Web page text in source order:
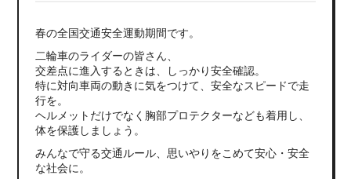
春の全国交通安全運動期間です。
二輪車のライダーの皆さん、
交差点に進入するときは、しっかり安全確認。
特に対向車両の動きに気をつけて、安全なスピードで走
行を。
ヘルメットだけでなく胸部プロテクターなども着用し、
体を保護しましょう。
みんなで守る交通ルール、思いやりをこめて安心・安全
な社会に。